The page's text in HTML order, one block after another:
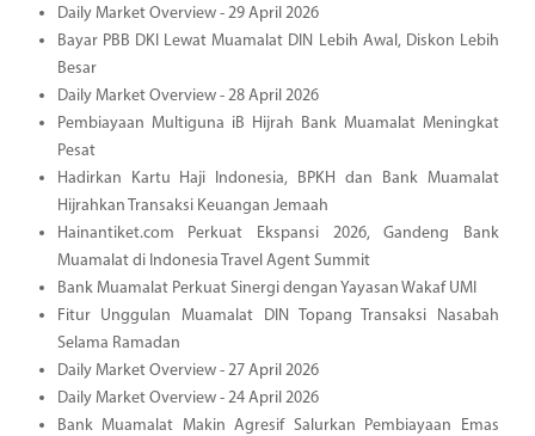
Daily Market Overview - 29 April 2026
Bayar PBB DKI Lewat Muamalat DIN Lebih Awal, Diskon Lebih
Besar
Daily Market Overview - 28 April 2026
Pembiayaan Multiguna iB Hijrah Bank Muamalat Meningkat
Pesat
Hadirkan Kartu Haji Indonesia, BPKH dan Bank Muamalat
Hijrahkan Transaksi Keuangan Jemaah
Hainantiket.com Perkuat Ekspansi 2026, Gandeng Bank
Muamalat di Indonesia Travel Agent Summit
Bank Muamalat Perkuat Sinergi dengan Yayasan Wakaf UMI
Fitur Unggulan Muamalat DIN Topang Transaksi Nasabah
Selama Ramadan
Daily Market Overview - 27 April 2026
Daily Market Overview - 24 April 2026
Bank Muamalat Makin Agresif Salurkan Pembiayaan Emas